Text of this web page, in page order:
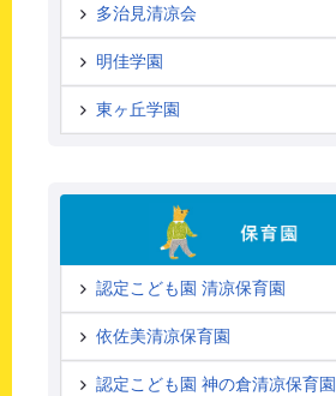
多治見清凉会
明佳学園
東ヶ丘学園
認定こども園 清凉保育園
依佐美清凉保育園
認定こども園 神の倉清凉保育園